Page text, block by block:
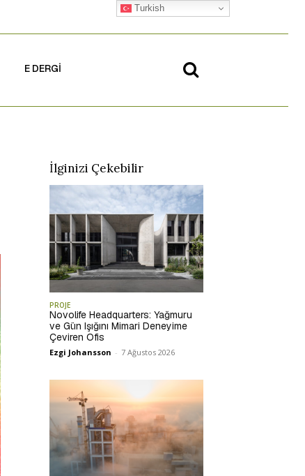
E DERGİ
İlginizi Çekebilir
PROJE
Novolife Headquarters: Yağmuru
ve Gün Işığını Mimari Deneyime
Çeviren Ofis
Ezgi Johansson - 7 Ağustos 2026
Turkish